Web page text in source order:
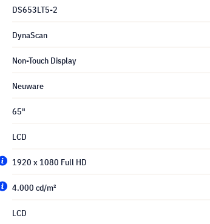
DS653LT5-2
DynaScan
Non-Touch Display
Neuware
65"
LCD
1920 x 1080 Full HD
4.000 cd/m²
LCD